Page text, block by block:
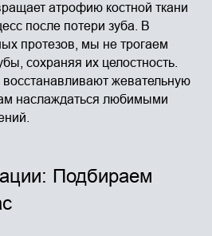
атрофию костной ткани
после потери зуба. В
протезов, мы не трогаем
сохраняя их целостность.
жевательную
наслаждаться любимыми
Подбираем